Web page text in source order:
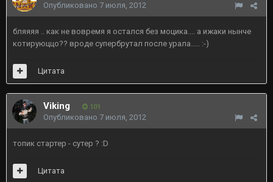
Опубликовано 7 июля, 2012
бляяяя .. как не вовремя я остался без моцика.... а ижаки нынче
котируюццо?? вроде супербрутал после урала..... :-)
Цитата
Viking 101
Опубликовано 7 июля, 2012
топик стартер - сутер ? :D
Цитата